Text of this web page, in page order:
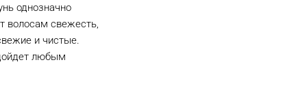
однозначно
волосам свежесть,
и чистые.
любым